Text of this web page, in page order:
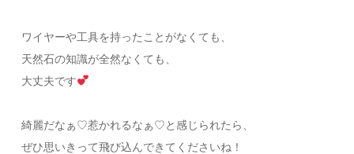
ワイヤーや工具を持ったことがなくても、
天然石の知識が全然なくても、
大丈夫です
綺麗だなぁ♡惹かれるなぁ♡と感じられたら、
ぜひ思いきって飛び込んできてくださいね！